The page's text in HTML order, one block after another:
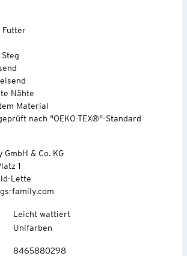
Futter
Nähte
Material
nach "OEKO-TEX®"-Standard
& Co. KG
1
Lette
family.com
Leicht wattiert
Unifarben
8465880298